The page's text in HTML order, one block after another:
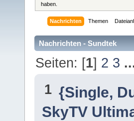
haben.
Nachrichten Themen
Nachrichten - Sundtek
Seiten: [1] 2 3
1 {Single,
SkyTV